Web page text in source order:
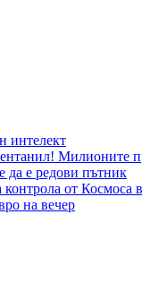
интелект
Милионите
да е редови пътник
от Космоса
на вечер